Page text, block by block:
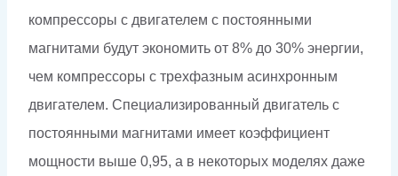
компрессоры с двигателем с постоянными
магнитами будут экономить от 8% до 30% энергии,
чем компрессоры с трехфазным асинхронным
двигателем. Специализированный двигатель с
постоянными магнитами имеет коэффициент
мощности выше 0,95, а в некоторых моделях даже